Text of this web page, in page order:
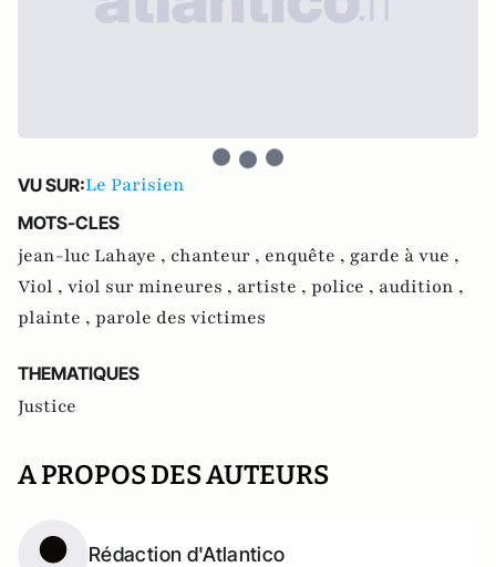
VU SUR:Le Parisien
MOTS-CLES
jean-luc Lahaye , chanteur , enquête , garde à vue ,
Viol , viol sur mineures , artiste , police , audition ,
plainte , parole des victimes
THEMATIQUES
Justice
A PROPOS DES AUTEURS
Rédaction d'Atlantico